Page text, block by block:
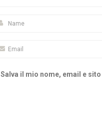
Salva il mio nome, email e